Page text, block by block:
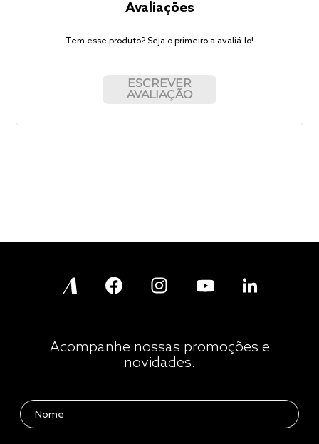
Avaliações
Tem esse produto? Seja o primeiro a avaliá-lo!
ESCREVER
AVALIAÇÃO
Acompanhe nossas promoções e
novidades.